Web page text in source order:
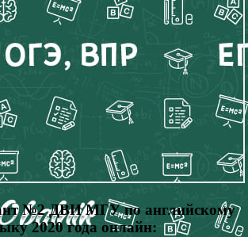
№2 ДВИ МГУ по английскому
2020 года онлайн: